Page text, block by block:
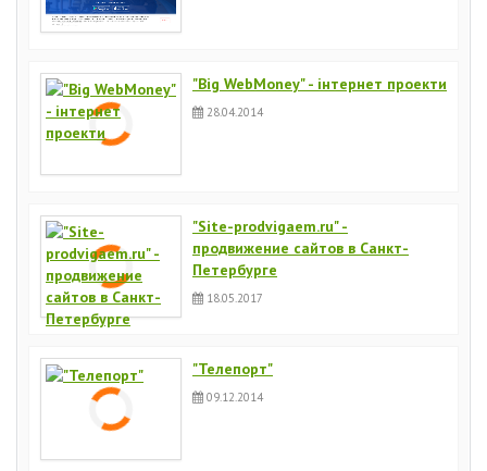
"Big WebMoney" - інтернет проекти
28.04.2014
"Site-prodvigaem.ru" -
продвижение сайтов в Санкт-
Петербурге
18.05.2017
"Телепорт"
09.12.2014